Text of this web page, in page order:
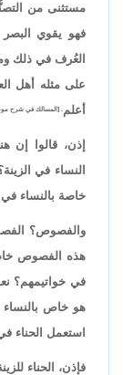
مستثنى من
فهو يقوي البصر
العُرف في ذلك
على مثله أهل
أعلم. [المسالك في شرح موطأ
إذن، قالوا إن
النساء في
خاصة بالنساء في
والفصوص؟
هذه الفصوص
في خواتيمهم؟
هو خاص بالنساء
استعمل الحناء
فإذن، الحناء